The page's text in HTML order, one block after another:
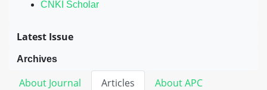
CNKI Scholar
Latest Issue
Archives
About Journal Articles
About APC